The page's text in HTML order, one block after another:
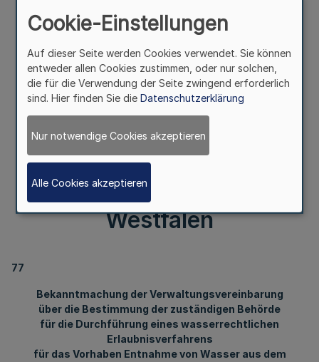
Lakenbach 2, 32676
Lügde-Hummersen im
Gebiet des Landkreises
Holzminden,
Niedersachsen und des
Kreises Lippe, Nordrhein-
Westfalen
77
Bekanntmachung der Verwaltungsvereinbarung
über die Bestimmung der zuständigen Behörde
für die Durchführung eines wasserrechtlichen
Erlaubnisverfahrens
für das Vorhaben Entnahme von Wasser aus dem
Cookie-Einstellungen
Auf dieser Seite werden Cookies verwendet. Sie können
entweder allen Cookies zustimmen, oder nur solchen,
die für die Verwendung der Seite zwingend erforderlich
sind. Hier finden Sie die Datenschutzerklärung
Nur notwendige Cookies akzeptieren
Alle Cookies akzeptieren